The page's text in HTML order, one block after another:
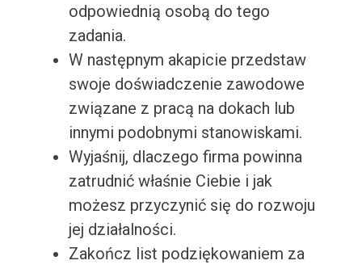
odpowiednią osobą do tego
zadania.
W następnym akapicie przedstaw
swoje doświadczenie zawodowe
związane z pracą na dokach lub
innymi podobnymi stanowiskami.
Wyjaśnij, dlaczego firma powinna
zatrudnić właśnie Ciebie i jak
możesz przyczynić się do rozwoju
jej działalności.
Zakończ list podziękowaniem za